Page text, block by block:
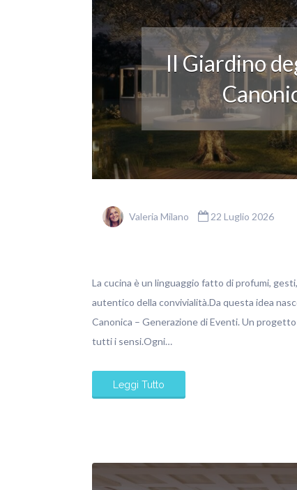
Il Giardino
Valeria Milano 22 Luglio 2026
La cucina è un linguaggio fatto di profumi,
autentico della convivialità.Da questa idea
Canonica – Generazione di Eventi. Un
tutti i sensi.Ogni…
Leggi Tutto